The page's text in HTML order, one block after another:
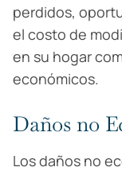
perdidos,
el costo de
en su hogar
económicos.
Daños no
Los daños no